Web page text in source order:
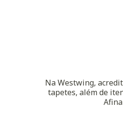
Na Westwing,
tapetes, além de